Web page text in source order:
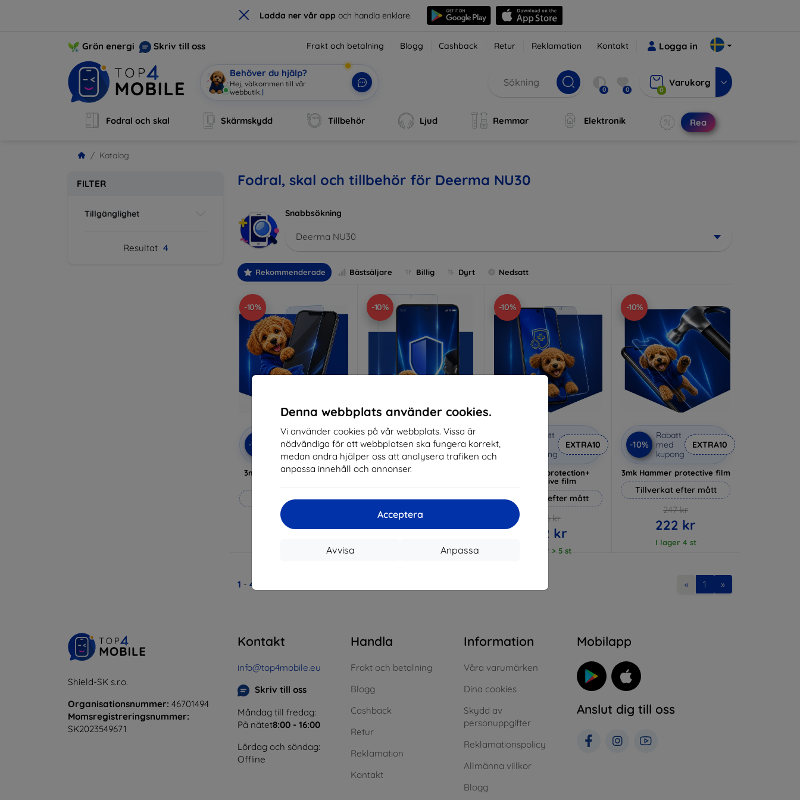
× Ladda ner vår app och handla enklare.
Denna webbplats använder cookies.
Vi använder cookies på vår webbplats. Vissa är
nödvändiga för att webbplatsen ska fungera korrekt,
medan andra hjälper oss att analysera trafiken och
anpassa innehåll och annonser.
Acceptera
Anpassa
Avvisa
Grön energi Skriv till oss Frakt och betalning Blogg Cashback Retur Reklamation Kontakt Logga in
Behöver du hjälp?
Hej, välkommen till vår
webbutik. | 0 0 0
Varukorg
Fodral och skal Skärmskydd Tillbehör Ljud Remmar Elektronik Rea
Katalog
FILTER
Tillgänglighet
Resultat 4
Fodral, skal och tillbehör för Deerma NU30
Snabbsökning
Deerma NU30
Rekommenderade Bästsäljare Billig Dyrt Nedsatt
-10%
-10%
Rabatt
med
kupong
EXTRA10
3mk Anti-Shock protective
Tillverkat efter mått
214 kr
193 kr
-10%
-10%
Rabatt
med
kupong
EXTRA10
3mk Pure Matt protective
Tillverkat efter mått
170 kr
153 kr
I lager > 5 st
-10%
Rabatt
kupong
EXTRA10
3mk Silverprotection+
protective film
Tillverkat efter mått
236 kr
212 kr
I lager > 5 st
-10%
-10%
Rabatt
med
kupong
EXTRA10
3mk Hammer protective film
Tillverkat efter mått
247 kr
222 kr
I lager 4 st
1 - 4 « 1 »
Shield-SK s.r.o.
Organisationsnummer: 46701494
Momsregistreringsnummer:
SK2023549671
Kontakt
info@top4mobile.eu
Skriv till oss
Måndag till fredag:
På nätet8:00 - 16:00
Lördag och söndag:
Offline
Handla
Frakt och betalning
Blogg
Cashback
Retur
Reklamation
Kontakt
Information
Våra varumärken
Dina cookies
Skydd av
personuppgifter
Reklamationspolicy
Allmänna villkor
Blogg
Mobilapp
Anslut dig till oss